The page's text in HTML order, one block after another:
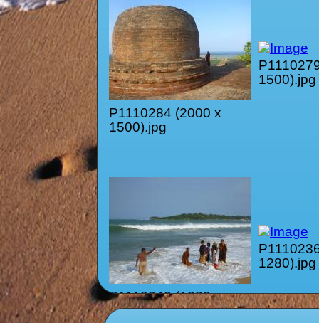
P1110284 (2000 x
1500).jpg
1500).jpg
P1110243 (1280 x
960).jpg
1280).jpg